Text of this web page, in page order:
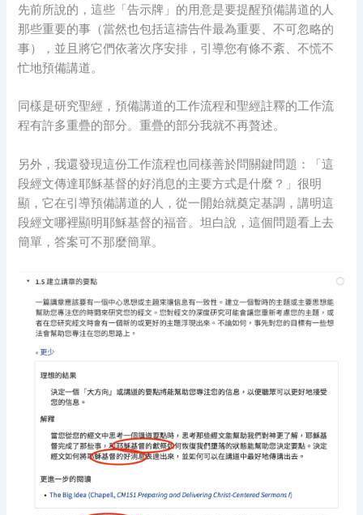
先前所說的，這些「告示牌」的用意是要提醒預備講道的人
那些重要的事（當然也包括這禱告件最為重要、不可忽略的
事），並且將它們依著次序安排，引導您有條不紊、不慌不
忙地預備講道。
同樣是研究聖經，預備講道的工作流程和聖經註釋的工作流
程有許多重疊的部分。重疊的部分我就不再贅述。
另外，我還發現這份工作流程也同樣善於問關鍵問題：「這
段經文傳達耶穌基督的好消息的主要方式是什麼？」很明
顯，它在引導預備講道的人，從一開始就奠定基調，講明這
段經文哪裡顯明耶穌基督的福音。坦白說，這個問題看上去
簡單，答案可不那麼簡單。